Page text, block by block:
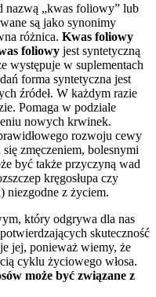
nazwą „kwas foliowy” lub
są jako synonimy
różnica. Kwas foliowy
foliowy jest syntetyczną
występuje w suplementach
forma syntetyczna jest
źródeł. W każdym razie
Pomaga w podziale
nowych krwinek.
rozwoju cewy
zmęczeniem, bolesnymi
być także przyczyną wad
kręgosłupa czy
niezgodne z życiem.
który odgrywa dla nas
skuteczność
jej, ponieważ wiemy, że
cyklu życiowego włosa.
może być związane z